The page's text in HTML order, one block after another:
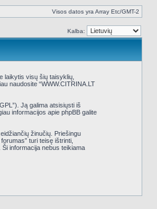
Visos datos yra Array Etc/GMT-2
Kalba:
laikytis visų šių taisyklių,
naudosite “WWW.CITRINA.LT
Ją galima atsisiųsti iš
informacijos apie phpBB galite
žinučių. Priešingu
turi teisę ištrinti,
informacija nebus teikiama